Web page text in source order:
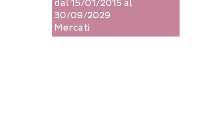
dal 15/01/2015 al
30/09/2029
Mercati